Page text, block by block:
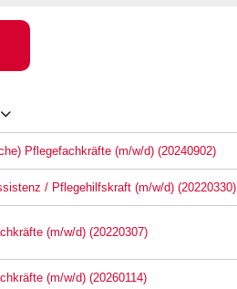
Pflegefachkräfte (m/w/d) (20240902)
/ Pflegehilfskraft (m/w/d) (20220330)
(m/w/d) (20220307)
(m/w/d) (20260114)